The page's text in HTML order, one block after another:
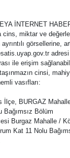
İNTERNET
cins, miktar ve
görsellerine,
ile erişim
cinsi,
vasıfları:
İlçe, BURGAZ
Bağımsız Bölüm
Burgaz Mahalle /
Kat 11 Nolu